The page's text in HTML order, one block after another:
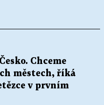
Chceme
městech, říká
v prvním